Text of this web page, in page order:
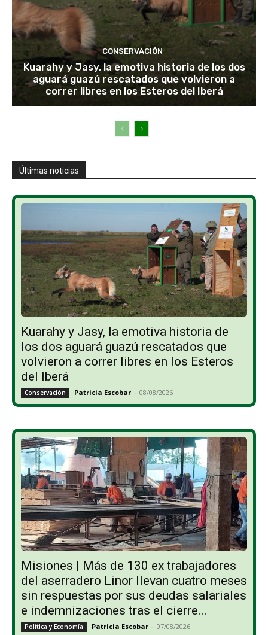
CONSERVACIÓN
Kuarahy y Jasy, la emotiva historia de los dos
aguará guazú rescatados que volvieron a
correr libres en los Esteros del Iberá
Últimas noticias
Kuarahy y Jasy, la emotiva historia de
los dos aguará guazú rescatados que
volvieron a correr libres en los Esteros
del Iberá
Conservación Patricia Escobar - 08/08/2026
Misiones | Más de 130 ex trabajadores
del aserradero Linor llevan cuatro meses
sin respuestas por sus deudas salariales
e indemnizaciones tras el cierre...
Política y Economía Patricia Escobar - 07/08/2026